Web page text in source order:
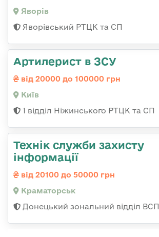
Яворів
Яворівський РТЦК та СП
Артилерист в ЗСУ
від 20000 до 100000 грн
Київ
1 відділ Ніжинського РТЦК та СП
Технік служби захисту
інформації
від 20100 до 50000 грн
Краматорськ
Донецький зональний відділ ВСП